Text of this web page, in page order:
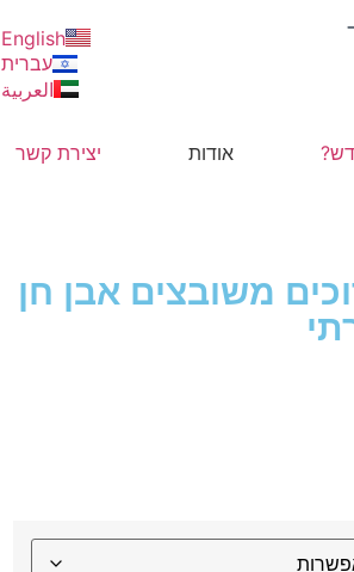
English
עברית
العربية
אודות יצירת קשר
משובצים אבן חן